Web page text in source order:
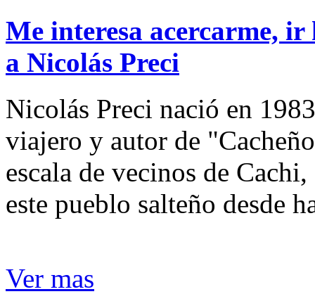
Me interesa acercarme,
a Nicolás Preci
Nicolás Preci nació en
viajero y autor de
escala de vecinos de
este pueblo salteño desde
Ver mas